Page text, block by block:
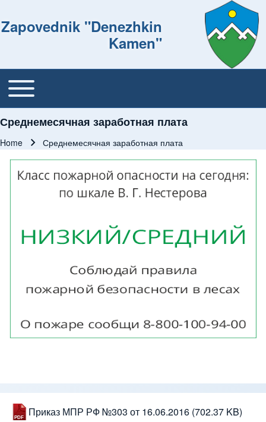
Zapovednik "Denezhkin
Kamen"
Основная навигация
Toggle main menu
Среднемесячная заработная плата
Home Среднемесячная заработная плата
Изображение
Приказ МПР РФ №303 от 16.06.2016 (702.37 KB)